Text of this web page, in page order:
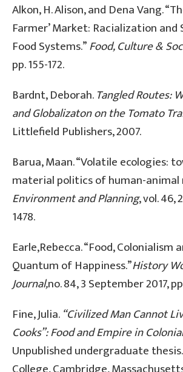
Alkon, H. Alison, and Dena Vang.
Farmer’ Market: Racialization and
Food Systems.”Food, Culture &
pp. 155-172.
Bardnt, Deborah.Tangled Routes:
and Globalizaton on the Tomato
Littlefield Publishers, 2007.
Barua, Maan. “Volatile ecologies:
material politics of human-animal
Environment and Planning, vol. 46,
1478.
Earle,Rebecca. “Food, Colonialism
Quantum of Happiness.”History
Journal,no. 84, 3 September 2017,
Fine, Julia.“Civilized Man Cannot
Cooks”: Food and Empire in
Unpublished undergraduate